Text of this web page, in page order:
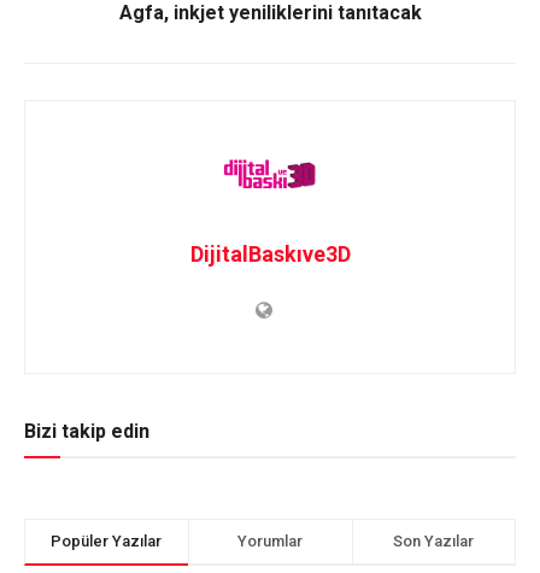
Agfa, inkjet yeniliklerini tanıtacak
DijitalBaskıve3D
Bizi takip edin
Popüler Yazılar Yorumlar Son Yazılar